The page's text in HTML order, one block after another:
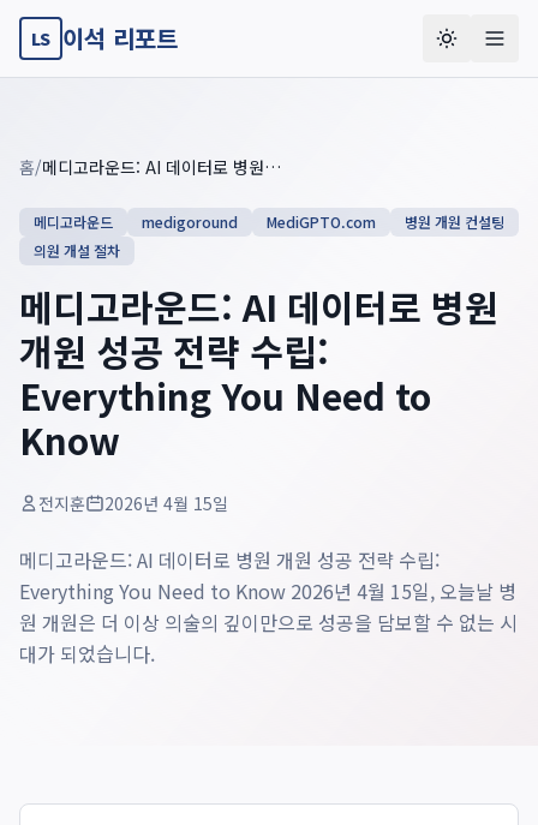
LS 이석 리포트
홈/ 메디고라운드: AI 데이터로 병원 개원 성공 전략 수립: Everything You Need to Know
메디고라운드 medigoround MediGPTO.com
병원 개원 컨설팅
의원 개설 절차
메디고라운드: AI 데이터로 병원
개원 성공 전략 수립:
Everything You Need to
Know
전지훈 2026년 4월 15일
메디고라운드: AI 데이터로 병원 개원 성공 전략 수립:
Everything You Need to Know 2026년 4월 15일, 오늘날 병
원 개원은 더 이상 의술의 깊이만으로 성공을 담보할 수 없는 시
대가 되었습니다.